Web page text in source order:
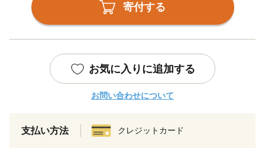
寄付する
お気に入りに追加する
お問い合わせについて
支払い方法 クレジットカード